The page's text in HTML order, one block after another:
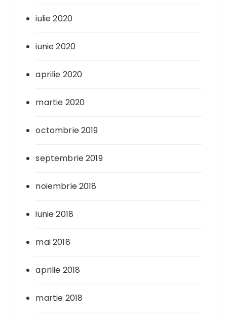
iulie 2020
iunie 2020
aprilie 2020
martie 2020
octombrie 2019
septembrie 2019
noiembrie 2018
iunie 2018
mai 2018
aprilie 2018
martie 2018